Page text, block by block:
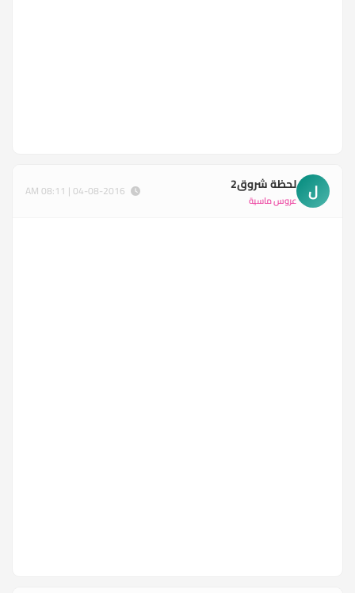
ل لحظة شروق2
عروس ماسية